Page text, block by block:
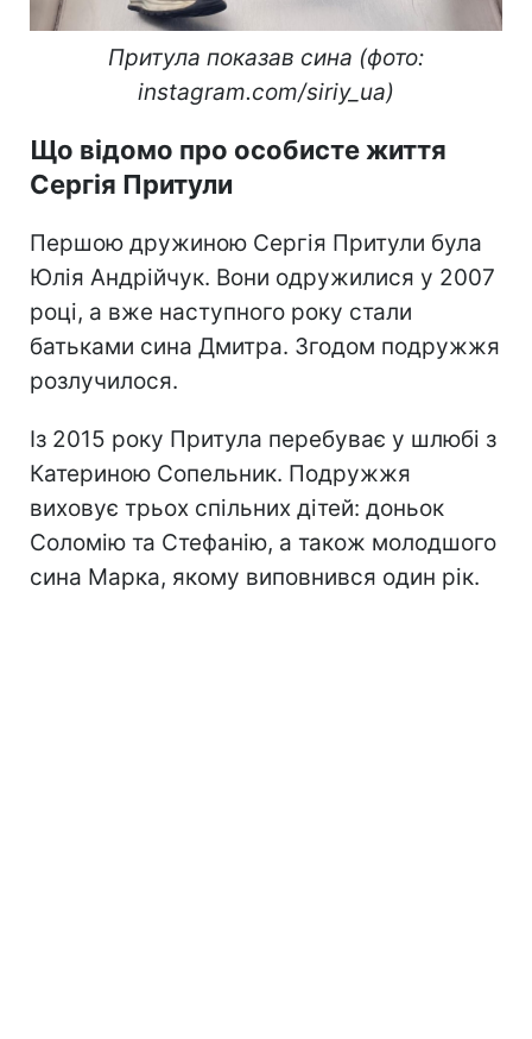
Притула показав сина (фото:
instagram.com/siriy_ua)
Що відомо про особисте життя
Сергія Притули
Першою дружиною Сергія Притули була
Юлія Андрійчук. Вони одружилися у 2007
році, а вже наступного року стали
батьками сина Дмитра. Згодом подружжя
розлучилося.
Із 2015 року Притула перебуває у шлюбі з
Катериною Сопельник. Подружжя
виховує трьох спільних дітей: доньок
Соломію та Стефанію, а також молодшого
сина Марка, якому виповнився один рік.